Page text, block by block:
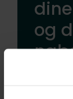
og
Udforsk